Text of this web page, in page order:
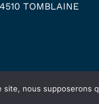
TOMBLAINE
nous supposerons